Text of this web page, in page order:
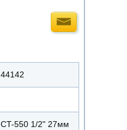
44142
CT-550 1/2" 27мм